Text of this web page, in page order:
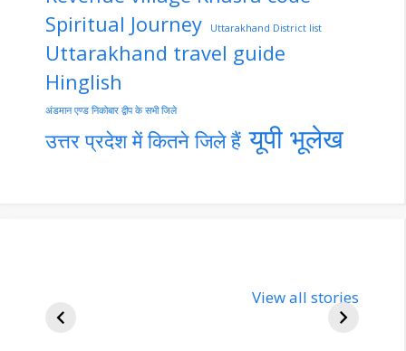
Spiritual Journey
Uttarakhand District list
Uttarakhand travel guide
Hinglish
अंडमान एण्ड निकोबार द्वीप के सभी जिले
उत्तर प्रदेश में कितने जिले हैं यूपी भूलेख
bjp-india-
about
View all stories